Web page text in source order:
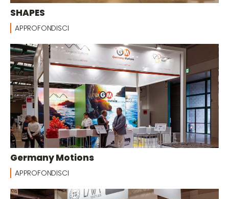
SHAPES
APPROFONDISCI
Germany Motions
APPROFONDISCI